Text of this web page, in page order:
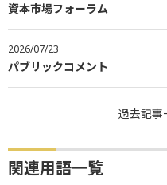
資本市場フォーラム
2026/07/23
パブリックコメント
過去記事
関連用語一覧